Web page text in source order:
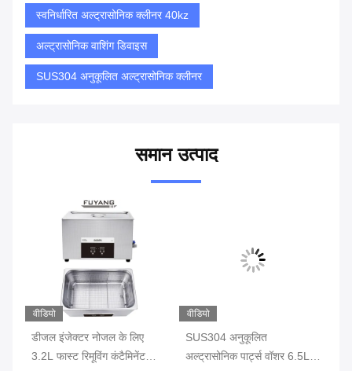
स्वनिर्धारित अल्ट्रासोनिक क्लीनर 40kz
अल्ट्रासोनिक वाशिंग डिवाइस
SUS304 अनुकूलित अल्ट्रासोनिक क्लीनर
समान उत्पाद
वीडियो
डीजल इंजेक्टर नोजल के लिए
3.2L फास्ट रिमूविंग कंटैमिनेंट
वीडियो
SUS304 अनुकूलित
अल्ट्रासोनिक पार्ट्स वॉशर 6.5L